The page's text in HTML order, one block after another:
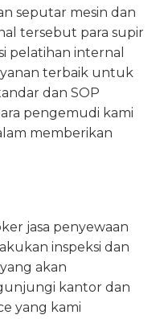
seputar mesin dan
tersebut para supir
pelatihan internal
terbaik untuk
dan SOP
pengemudi kami
memberikan
jasa penyewaan
inspeksi dan
akan
kantor dan
yang kami